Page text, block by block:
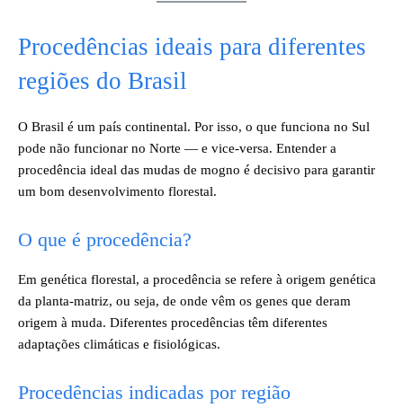
Procedências ideais para diferentes
regiões do Brasil
O Brasil é um país continental. Por isso, o que funciona no Sul
pode não funcionar no Norte — e vice-versa. Entender a
procedência ideal das mudas de mogno é decisivo para garantir
um bom desenvolvimento florestal.
O que é procedência?
Em genética florestal, a procedência se refere à origem genética
da planta-matriz, ou seja, de onde vêm os genes que deram
origem à muda. Diferentes procedências têm diferentes
adaptações climáticas e fisiológicas.
Procedências indicadas por região